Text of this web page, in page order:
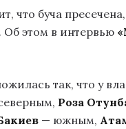
что буча
Об этом в интервью
так, что у
Роза
— южным,